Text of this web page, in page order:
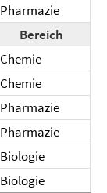
Pharmazie
Bereich
Chemie
Chemie
Pharmazie
Pharmazie
Biologie
Biologie